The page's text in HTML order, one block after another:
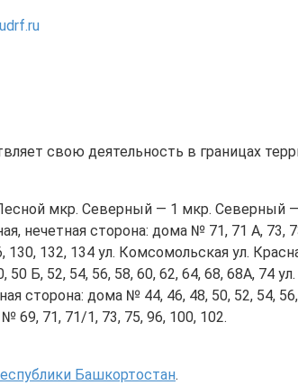
свою деятельность в границах
мкр. Северный — 1 мкр. Северный
нечетная сторона: дома № 71, 71 А, 73,
130, 132, 134 ул. Комсомольская ул.
Б, 52, 54, 56, 58, 60, 62, 64, 68, 68А, 74
сторона: дома № 44, 46, 48, 50, 52, 54,
69, 71, 71/1, 73, 75, 96, 100, 102.
Башкортостан.